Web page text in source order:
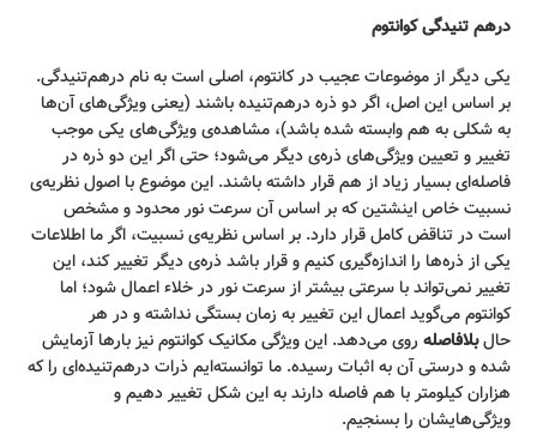
درهم تنیدگی کوانتوم
یکی دیگر از موضوعات عجیب در کانتوم، اصلی است به نام درهم‌تنیدگی.
بر اساس این اصل، اگر دو ذره درهم‌تنیده باشند (یعنی ویژگی‌های آن‌ها
به شکلی به هم وابسته شده باشد)، مشاهده‌ی ویژگی‌های یکی موجب
تغییر و تعیین ویژگی‌های ذره‌ی دیگر می‌شود؛ حتی اگر این دو ذره در
فاصله‌ای بسیار زیاد از هم قرار داشته باشند. این موضوع با اصول نظریه‌ی
نسبیت خاص اینشتین که بر اساس آن سرعت نور محدود و مشخص
است در تناقض کامل قرار دارد. بر اساس نظریه‌ی نسبیت، اگر ما اطلاعات
یکی از ذره‌ها را اندازه‌گیری کنیم و قرار باشد ذره‌ی دیگر تغییر کند، این
تغییر نمی‌تواند با سرعتی بیشتر از سرعت نور در خلاء اعمال شود؛ اما
کوانتوم می‌گوید اعمال این تغییر به زمان بستگی نداشته و در هر
حالبلافاصله روی می‌دهد. این ویژگی مکانیک کوانتوم نیز بارها آزمایش
شده و درستی آن به اثبات رسیده. ما توانسته‌ایم ذرات درهم‌تنیده‌ای را که
هزاران کیلومتر با هم فاصله دارند به این شکل تغییر دهیم و
ویژگی‌هایشان را بسنجیم.